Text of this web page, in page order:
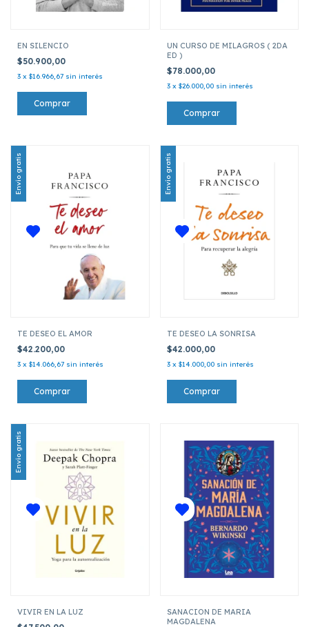
EN SILENCIO
$50.900,00
3 x $16.966,67 sin interés
UN CURSO DE MILAGROS ( 2DA
ED )
$78.000,00
3 x $26.000,00 sin interés
Envío gratis
TE DESEO EL AMOR
$42.200,00
3 x $14.066,67 sin interés
Envío gratis
TE DESEO LA SONRISA
$42.000,00
3 x $14.000,00 sin interés
Envío gratis
VIVIR EN LA LUZ
SANACION DE MARIA
MAGDALENA